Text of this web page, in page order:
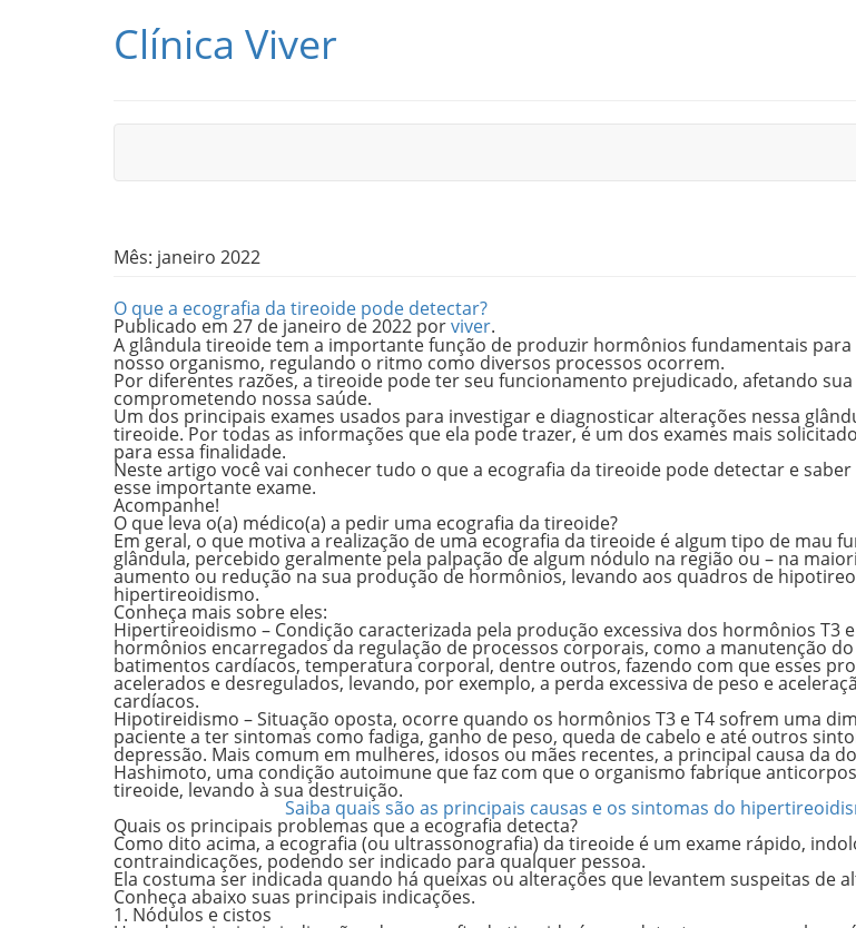
Pular para o conteúdo
Clínica Viver
Mês: janeiro 2022
O que a ecografia da tireoide pode detectar?
Publicado em 27 de janeiro de 2022 porviver.
A glândula tireoide tem a importante função de produzir hormônios fundamentais
nosso organismo, regulando o ritmo como diversos processos ocorrem.
Por diferentes razões, a tireoide pode ter seu funcionamento prejudicado, afetando
comprometendo nossa saúde.
Um dos principais exames usados para investigar e diagnosticar alterações nessa
tireoide. Por todas as informações que ela pode trazer, é um dos exames mais
para essa finalidade.
Neste artigo você vai conhecer tudo o que a ecografia da tireoide pode detectar e
esse importante exame.
Acompanhe!
O que leva o(a) médico(a) a pedir uma ecografia da tireoide?
Em geral, o que motiva a realização de uma ecografia da tireoide é algum tipo de mau
glândula, percebido geralmente pela palpação de algum nódulo na região ou – na
aumento ou redução na sua produção de hormônios, levando aos quadros de
hipertireoidismo.
Conheça mais sobre eles:
Hipertireoidismo – Condição caracterizada pela produção excessiva dos hormônios T3
hormônios encarregados da regulação de processos corporais, como a manutenção
batimentos cardíacos, temperatura corporal, dentre outros, fazendo com que esses
acelerados e desregulados, levando, por exemplo, a perda excessiva de peso e
cardíacos.
Hipotireidismo – Situação oposta, ocorre quando os hormônios T3 e T4 sofrem uma
paciente a ter sintomas como fadiga, ganho de peso, queda de cabelo e até outros
depressão. Mais comum em mulheres, idosos ou mães recentes, a principal causa da
Hashimoto, uma condição autoimune que faz com que o organismo fabrique
tireoide, levando à sua destruição.
Saiba quais são as principais causas e os sintomas do
Quais os principais problemas que a ecografia detecta?
Como dito acima, a ecografia (ou ultrassonografia) da tireoide é um exame rápido,
contraindicações, podendo ser indicado para qualquer pessoa.
Ela costuma ser indicada quando há queixas ou alterações que levantem suspeitas de
Conheça abaixo suas principais indicações.
1. Nódulos e cistos